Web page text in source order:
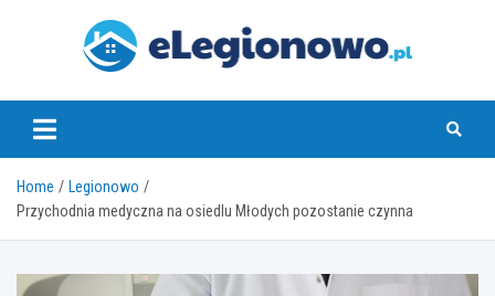
eLegionowo.pl
Home
Legionowo
Przychodnia medyczna na osiedlu Młodych pozostanie czynna